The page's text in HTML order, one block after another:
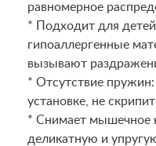
равномерное
* Подходит для
гипоаллергенные
вызывают
* Отсутствие
установке, не
* Снимает мышечное
деликатную и